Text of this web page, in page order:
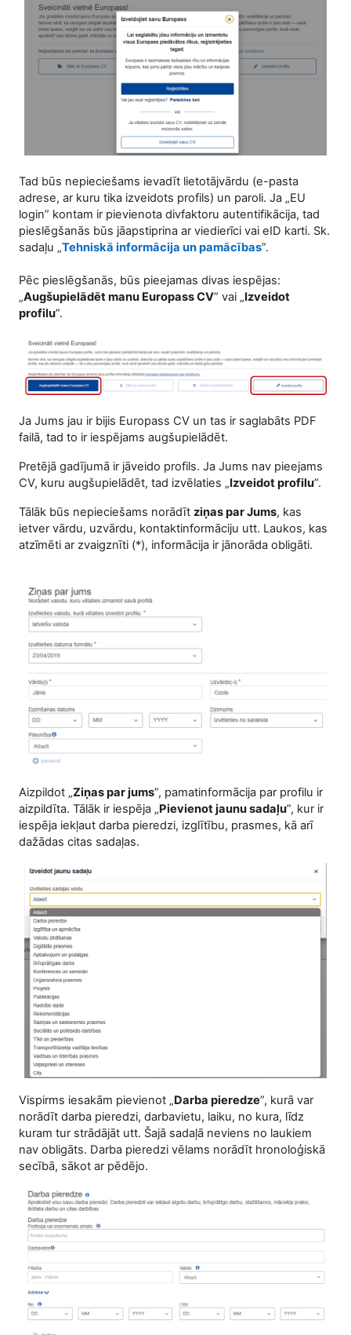
Tad būs nepieciešams ievadīt lietotājvārdu (e-pasta
adrese, ar kuru tika izveidots profils) un paroli. Ja „EU
login” kontam ir pievienota divfaktoru autentifikācija, tad
pieslēgšanās būs jāapstiprina ar viedierīci vai eID karti. Sk.
sadaļu „Tehniskā informācija un pamācības”.
Pēc pieslēgšanās, būs pieejamas divas iespējas:
„Augšupielādēt manu Europass CV” vai „Izveidot
profilu”.
Ja Jums jau ir bijis Europass CV un tas ir saglabāts PDF
failā, tad to ir iespējams augšupielādēt.
Pretējā gadījumā ir jāveido profils. Ja Jums nav pieejams
CV, kuru augšupielādēt, tad izvēlaties „Izveidot profilu”.
Tālāk būs nepieciešams norādīt ziņas par Jums, kas
ietver vārdu, uzvārdu, kontaktinformāciju utt. Laukos, kas
atzīmēti ar zvaigznīti (*), informācija ir jānorāda obligāti.
Aizpildot „Ziņas par jums”, pamatinformācija par profilu ir
aizpildīta. Tālāk ir iespēja „Pievienot jaunu sadaļu”, kur ir
iespēja iekļaut darba pieredzi, izglītību, prasmes, kā arī
dažādas citas sadaļas.
Vispirms iesakām pievienot „Darba pieredze”, kurā var
norādīt darba pieredzi, darbavietu, laiku, no kura, līdz
kuram tur strādājāt utt. Šajā sadaļā neviens no laukiem
nav obligāts. Darba pieredzi vēlams norādīt hronoloģiskā
secībā, sākot ar pēdējo.